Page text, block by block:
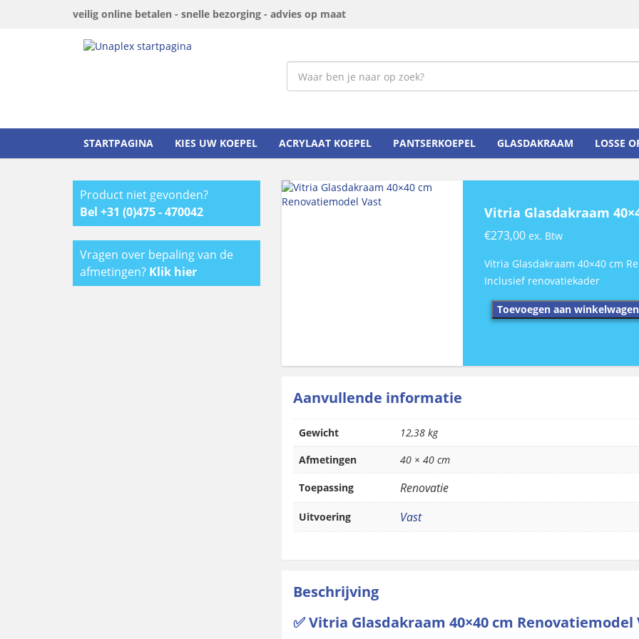
veilig online betalen - snelle bezorging - advies op maat
STARTPAGINA KIES UW KOEPEL ACRYLAAT KOEPEL PANTSERKOEPEL GLASDAKRAAM LOSSE
Product niet gevonden?
Bel +31 (0)475 - 470042
Vragen over bepaling van de
afmetingen? Klik hier
Vitria Glasdakraam
€273,00 ex. Btw
Vitria Glasdakraam 40×40 cm
Inclusief renovatiekader
Vitria
Glasdakraam
Renovatiemodel
Toevoegen aan winkelwagen
Aanvullende informatie
Gewicht
12,38 kg
Afmetingen
40 × 40 cm
Toepassing Renovatie
Uitvoering Vast
Beschrijving
✅ Vitria Glasdakraam 40×40 cm Renovatiemodel